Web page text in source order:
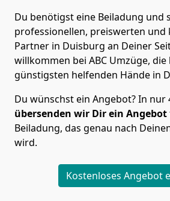
Du benötigst eine Beiladung und
professionellen, preiswerten und
Partner in Duisburg an Deiner
willkommen bei ABC Umzüge,
günstigsten helfenden Hände in
Du wünschst ein Angebot? In nur
übersenden wir Dir ein Angebot
Beiladung, das genau nach
wird.
Kostenloses Angebot